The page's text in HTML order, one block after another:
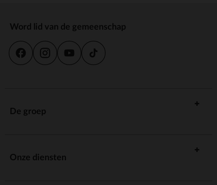
Word lid van de gemeenschap
De groep
Onze diensten